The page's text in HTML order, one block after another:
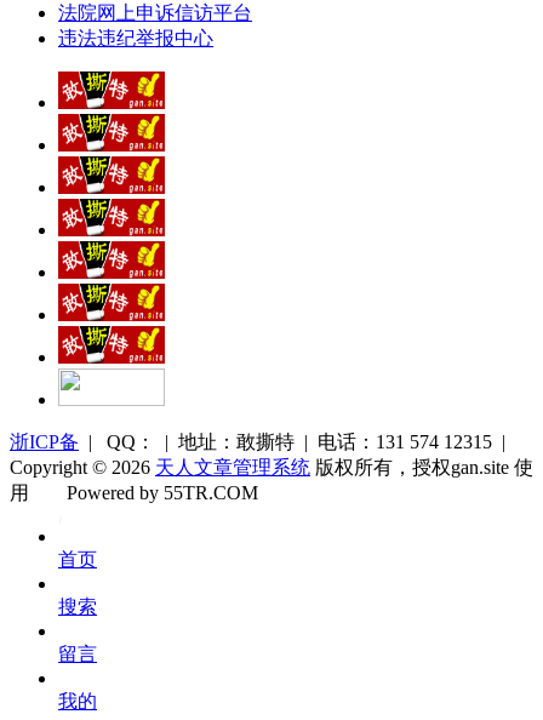
法院网上申诉信访平台
违法违纪举报中心
浙ICP备 | QQ： | 地址：敢撕特 | 电话：131 574 12315 |
Copyright © 2026 天人文章管理系统 版权所有，授权gan.site 使
用
库
Powered by 55TR.COM
首页
搜索
留言
我的